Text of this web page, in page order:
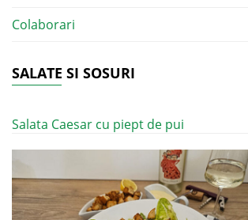
Colaborari
SALATE SI SOSURI
Salata Caesar cu piept de pui